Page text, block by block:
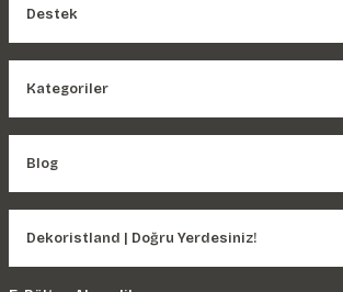
Destek
Kategoriler
Blog
Dekoristland | Doğru Yerdesiniz!